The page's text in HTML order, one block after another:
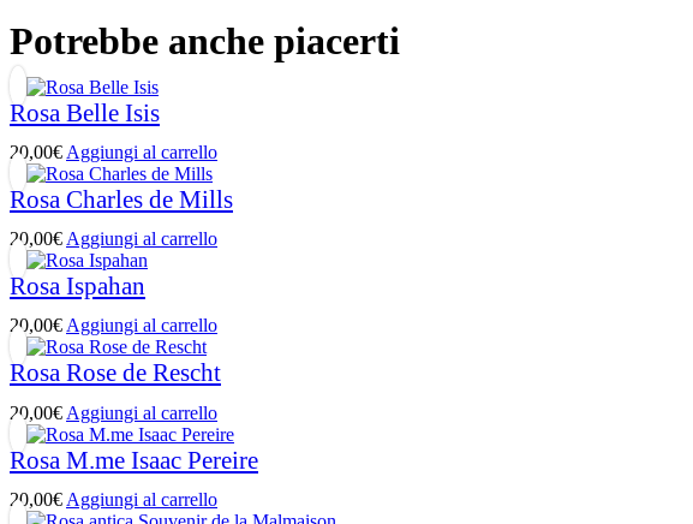
Potrebbe anche piacerti
Rosa Belle Isis
20,00€ Aggiungi al carrello
Rosa Charles de Mills
20,00€ Aggiungi al carrello
Rosa Ispahan
20,00€Aggiungi al carrello
Rosa Rose de Rescht
20,00€ Aggiungi al carrello
Rosa M.me Isaac Pereire
20,00€ Aggiungi al carrello